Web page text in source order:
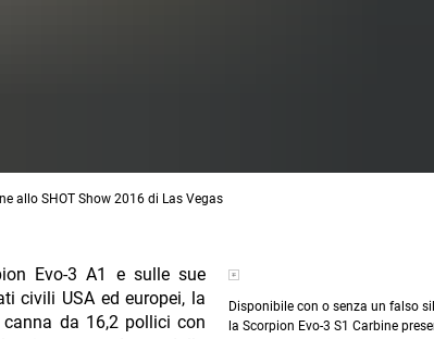
allo SHOT Show 2016 di Las Vegas
Disponibile con o senza un falso
la Scorpion Evo-3 S1 Carbine
Evo-3 A1 e sulle sue
civili USA ed europei, la
canna da 16,2 pollici con